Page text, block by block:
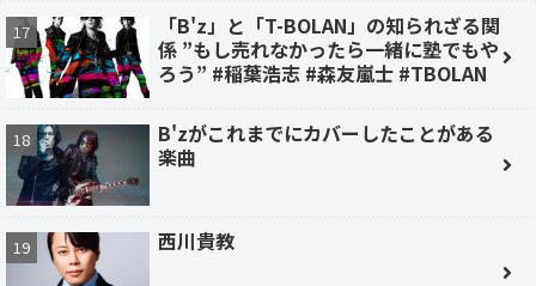
「B'z」と「T-BOLAN」の知られざる関
係 ”もし売れなかったら一緒に塾でもや
ろう” #稲葉浩志 #森友嵐士 #TBOLAN
B'zがこれまでにカバーしたことがある
楽曲
西川貴教